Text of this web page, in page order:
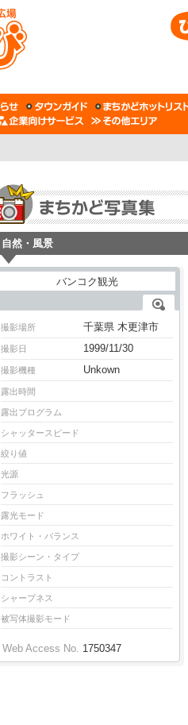
自然・風景
撮影場所 千葉県 木更津市
撮影日 1999/11/30
撮影機種 Unkown
露出時間
露出プログラム
シャッタースピード
絞り値
光源
フラッシュ
露光モード
ホワイト・バランス
撮影シーン・タイプ
コントラスト
シャープネス
被写体撮影モード
Web Access No. 1750347